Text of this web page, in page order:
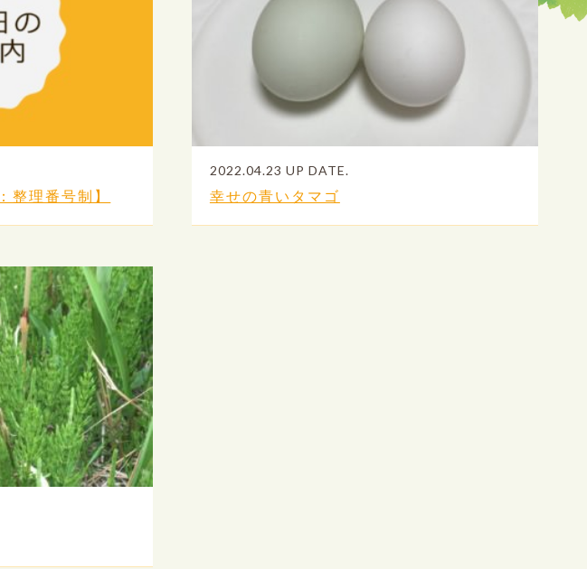
整理番号制】
2022.04.23 UP DATE.
幸せの青いタマゴ